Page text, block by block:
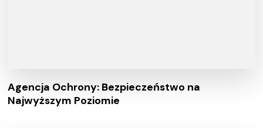
Agencja Ochrony: Bezpieczeństwo na
Najwyższym Poziomie